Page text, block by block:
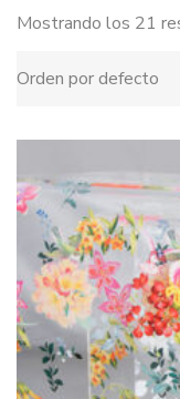
Mostrando los 21